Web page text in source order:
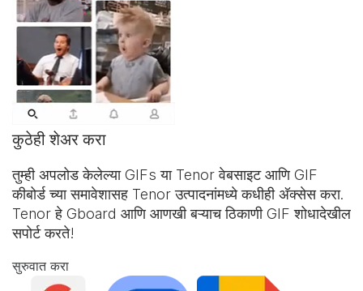
कुठेही शेअर करा
तुम्ही अपलोड केलेल्या GIFs या Tenor वेबसाइट आणिGIF
कीबोर्डच्या समावेशासह Tenor उत्पादनांमध्ये कधीही अ‍ॅक्सेस करा.
Tenor हे Gboard आणि आणखी बऱ्याच ठिकाणी GIF शोधादेखील
सपोर्ट करते!
सुरुवात करा